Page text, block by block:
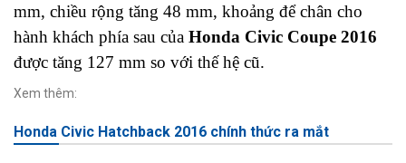
mm, chiều rộng tăng 48 mm, khoảng để chân cho
hành khách phía sau của Honda Civic Coupe 2016
được tăng 127 mm so với thế hệ cũ.
Xem thêm:
Honda Civic Hatchback 2016 chính thức ra mắt